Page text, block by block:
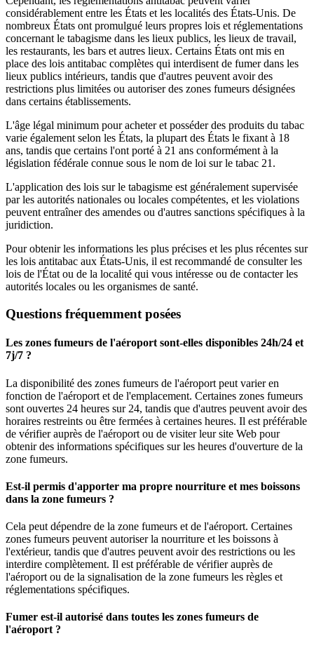
considérablement entre les États et les localités des États-Unis. De
nombreux États ont promulgué leurs propres lois et réglementations
concernant le tabagisme dans les lieux publics, les lieux de travail,
les restaurants, les bars et autres lieux. Certains États ont mis en
place des lois antitabac complètes qui interdisent de fumer dans les
lieux publics intérieurs, tandis que d'autres peuvent avoir des
restrictions plus limitées ou autoriser des zones fumeurs désignées
dans certains établissements.
L'âge légal minimum pour acheter et posséder des produits du tabac
varie également selon les États, la plupart des États le fixant à 18
ans, tandis que certains l'ont porté à 21 ans conformément à la
législation fédérale connue sous le nom de loi sur le tabac 21.
L'application des lois sur le tabagisme est généralement supervisée
par les autorités nationales ou locales compétentes, et les violations
peuvent entraîner des amendes ou d'autres sanctions spécifiques à la
juridiction.
Pour obtenir les informations les plus précises et les plus récentes sur
les lois antitabac aux États-Unis, il est recommandé de consulter les
lois de l'État ou de la localité qui vous intéresse ou de contacter les
autorités locales ou les organismes de santé.
Questions fréquemment posées
Les zones fumeurs de l'aéroport sont-elles disponibles 24h/24 et
7j/7 ?
La disponibilité des zones fumeurs de l'aéroport peut varier en
fonction de l'aéroport et de l'emplacement. Certaines zones fumeurs
sont ouvertes 24 heures sur 24, tandis que d'autres peuvent avoir des
horaires restreints ou être fermées à certaines heures. Il est préférable
de vérifier auprès de l'aéroport ou de visiter leur site Web pour
obtenir des informations spécifiques sur les heures d'ouverture de la
zone fumeurs.
Est-il permis d'apporter ma propre nourriture et mes boissons
dans la zone fumeurs ?
Cela peut dépendre de la zone fumeurs et de l'aéroport. Certaines
zones fumeurs peuvent autoriser la nourriture et les boissons à
l'extérieur, tandis que d'autres peuvent avoir des restrictions ou les
interdire complètement. Il est préférable de vérifier auprès de
l'aéroport ou de la signalisation de la zone fumeurs les règles et
réglementations spécifiques.
Fumer est-il autorisé dans toutes les zones fumeurs de
l'aéroport ?